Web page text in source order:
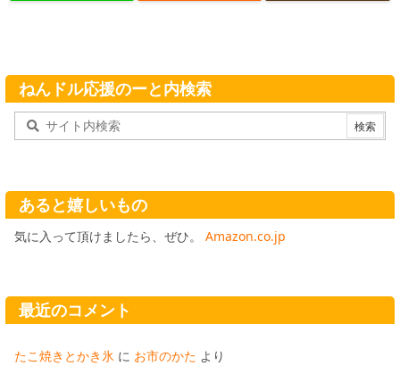
ねんドル応援のーと内検索
あると嬉しいもの
気に入って頂けましたら、ぜひ。 Amazon.co.jp
最近のコメント
たこ焼きとかき氷 に お市のかた より